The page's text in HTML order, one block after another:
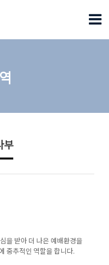
부
을 받아 더 나은 예배환경을
중추적인 역할을 합니다.